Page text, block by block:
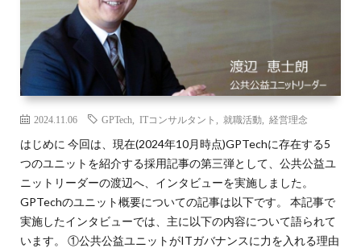
2024.11.06 GPTech ITコンサルタント 就職活動 経営理念
はじめに 今回は、現在(2024年10月時点)GPTechに存在する5
つのユニットを紹介する採用記事の第三弾として、公共公益ユ
ニットリーダーの渡辺へ、インタビューを実施しました。
GPTechのユニット概要についての記事は以下です。 本記事で
実施したインタビューでは、主に以下の内容について語られて
います。 ①公共公益ユニットがITガバナンスに力を入れる理由